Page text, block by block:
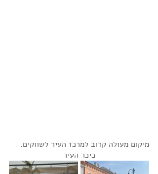
מיקום מעולה קרוב למרכז העיר לשווקים.
כיכר העיר